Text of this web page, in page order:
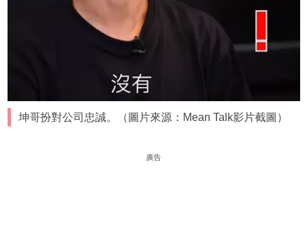
坤哥扮對公司忠誠。（圖片來源：Mean Talk影片截圖）
廣告